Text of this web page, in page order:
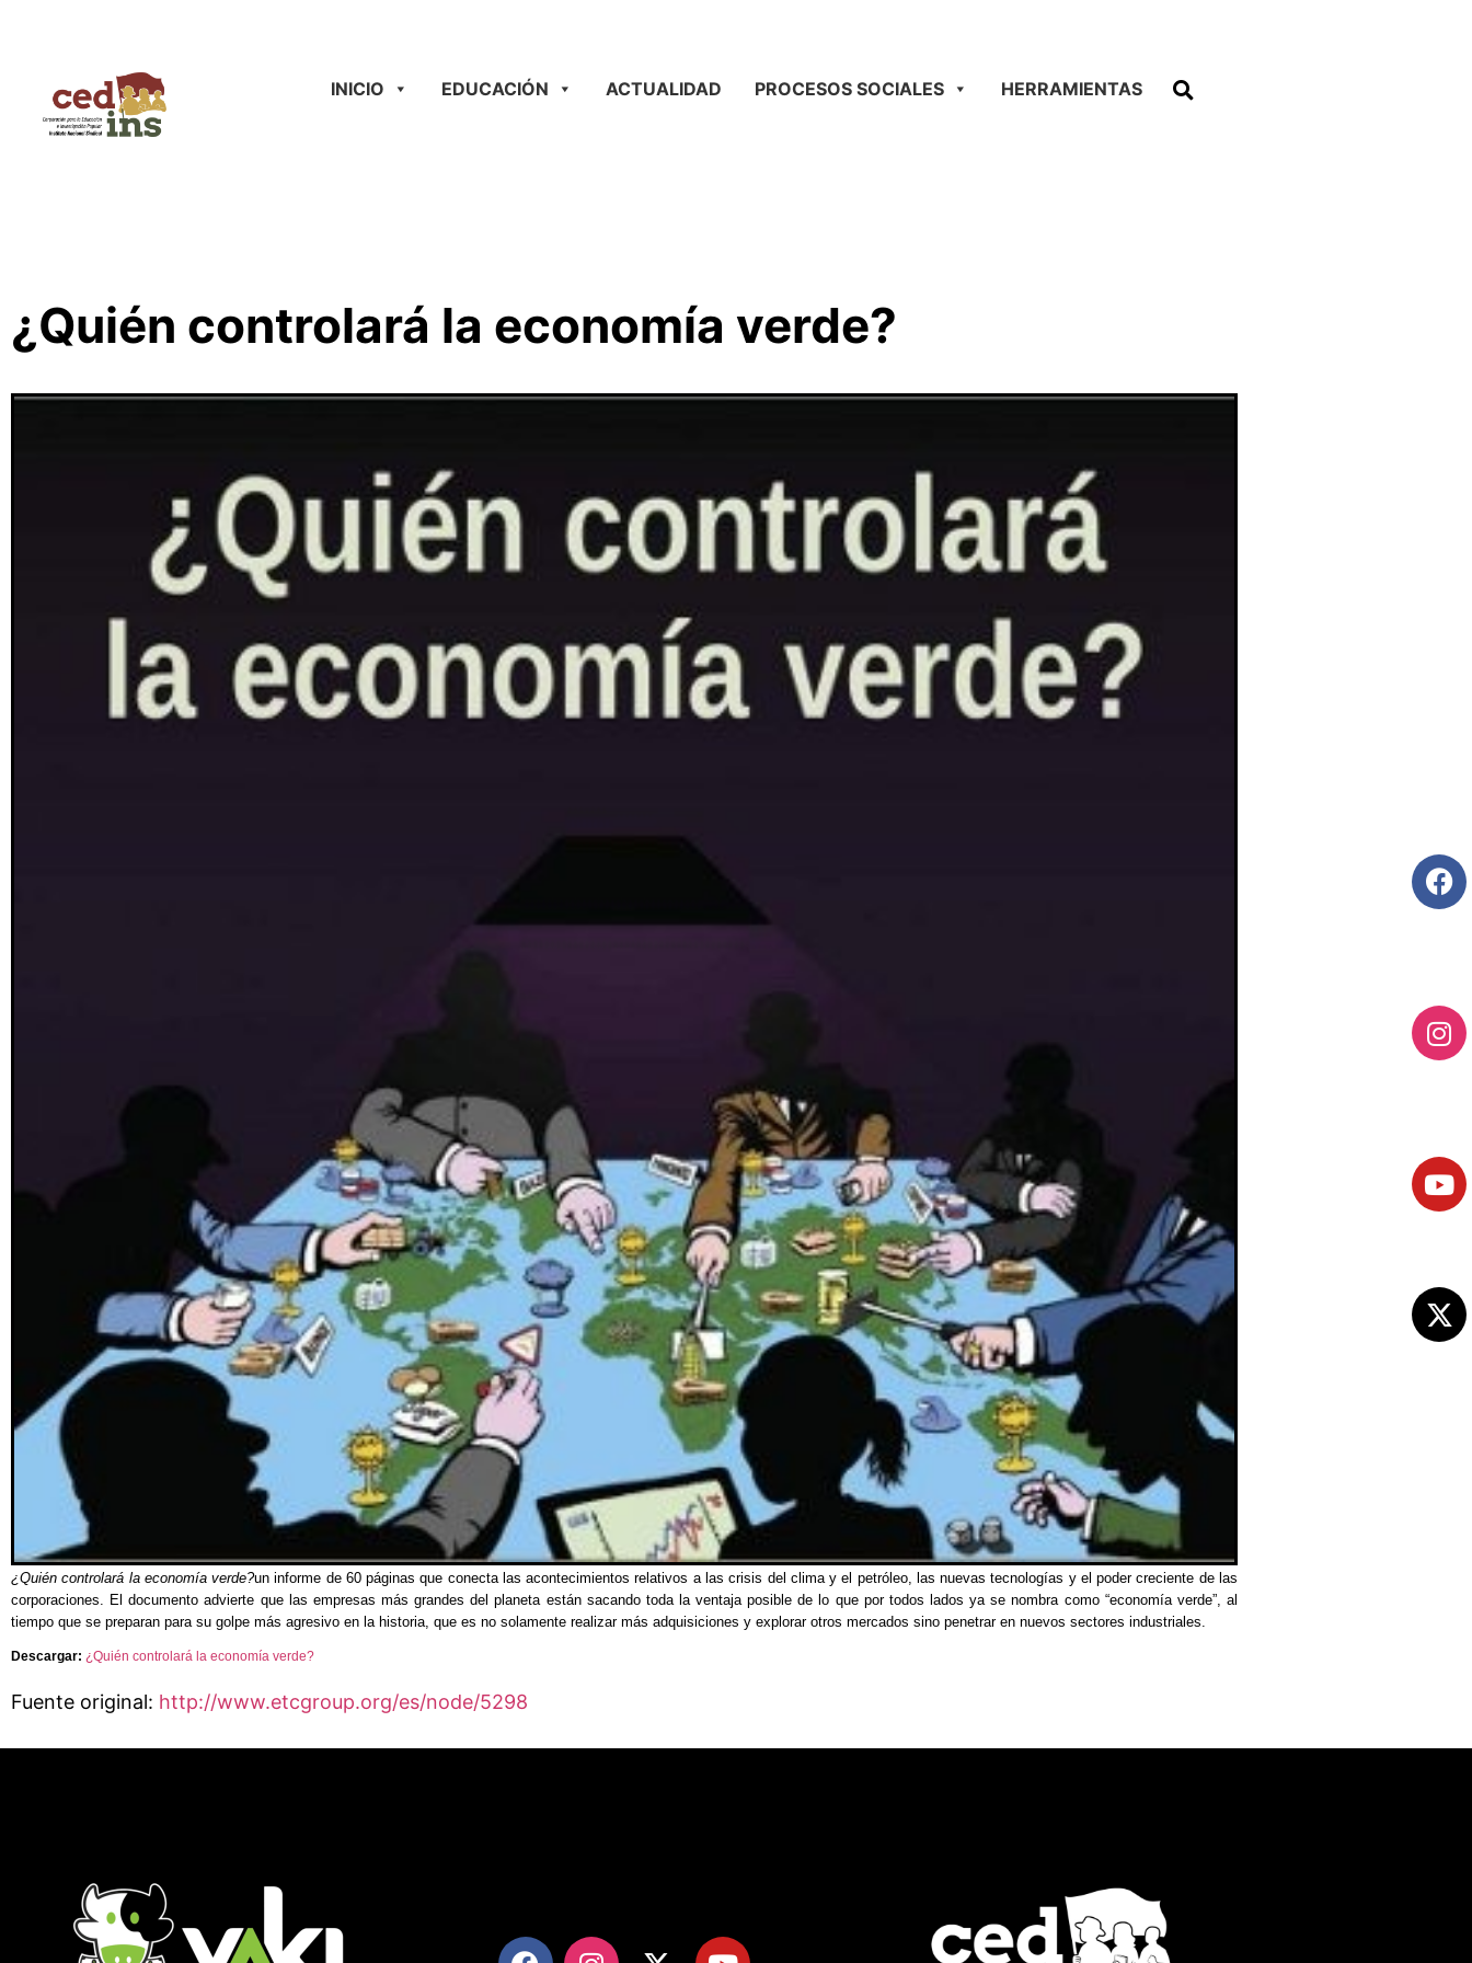
INICIO EDUCACIÓN ACTUALIDAD PROCESOS SOCIALES HERRAMIENTAS
¿Quién controlará la economía verde?
¿Quién controlará la economía verde?un informe de 60 páginas que conecta las acontecimientos relativos a las crisis del clima y el petróleo, las nuevas tecnologías y el poder creciente de las
corporaciones. El documento advierte que las empresas más grandes del planeta están sacando toda la ventaja posible de lo que por todos lados ya se nombra como “economía verde”, al
tiempo que se preparan para su golpe más agresivo en la historia, que es no solamente realizar más adquisiciones y explorar otros mercados sino penetrar en nuevos sectores industriales.
Descargar: ¿Quién controlará la economía verde?
Fuente original: http://www.etcgroup.org/es/node/5298